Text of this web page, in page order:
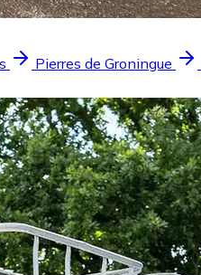
Pierres de Groningue